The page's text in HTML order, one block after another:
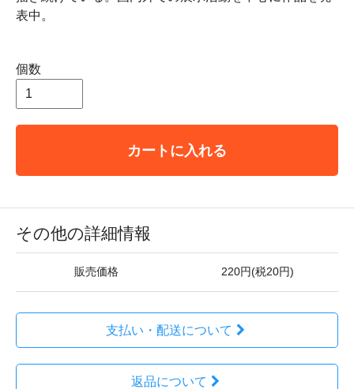
表中。
個数
カートに入れる
その他の詳細情報
販売価格 220円(税20円)
支払い・配送について
返品について